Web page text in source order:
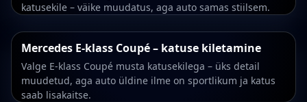
katusekile – väike muudatus, aga auto samas stiilsem.
Mercedes E-klass Coupé – katuse kiletamine
Valge E-klass Coupé musta katusekilega – üks detail
muudetud, aga auto üldine ilme on sportlikum ja katus
saab lisakaitse.